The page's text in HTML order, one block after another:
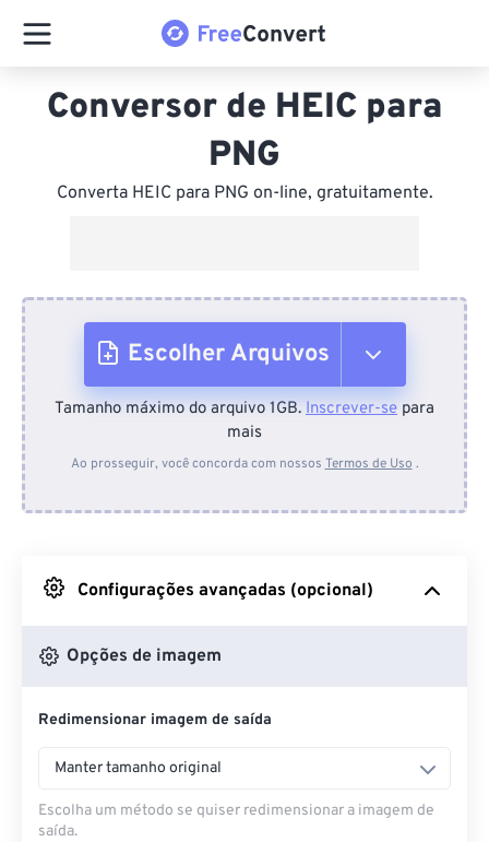
Conversor de HEIC para
PNG
Converta HEIC para PNG on-line, gratuitamente.
Escolher Arquivos
Do dispositivo
Do Google Drive
Do OneDrive
Da URL
Tamanho máximo do arquivo 1GB. Inscrever-se para
mais
Ao prosseguir, você concorda com nossos Termos de Uso .
Configurações avançadas (opcional)
Opções de imagem
Redimensionar imagem de saída
Manter tamanho original
Escolha um método se quiser redimensionar a imagem de
saída.